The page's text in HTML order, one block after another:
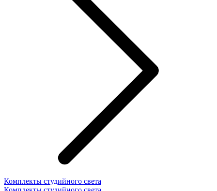
Комплекты студийного света